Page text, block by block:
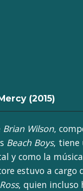
(2015)
Brian Wilson,
Beach Boys, tiene
y como la
estuvo a cargo
, quien incluso